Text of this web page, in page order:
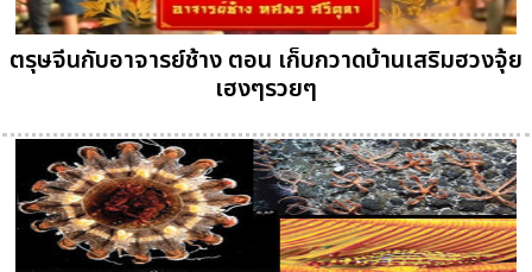
ตรุษจีนกับอาจารย์ช้าง ตอน เก็บกวาดบ้านเสริมฮวงจุ้ย
เฮงๆรวยๆ